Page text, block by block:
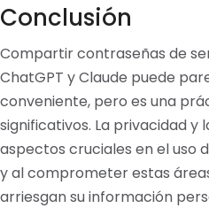
Conclusión
Compartir contraseñas de
ChatGPT y Claude puede
conveniente, pero es una
significativos. La privacidad y
aspectos cruciales en el uso
y al comprometer estas
arriesgan su información